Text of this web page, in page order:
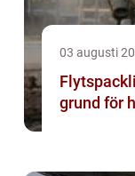
03 augusti
Flytspackling
grund för